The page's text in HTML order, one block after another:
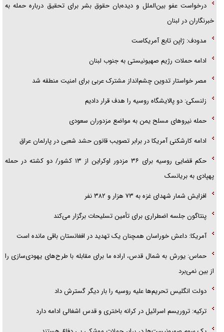
درخواست عفو بین‌الملل و دیده‌بان حقوق بشر برای تحقیق درباره حمله به
خبرنگاران در لبنان
مدودف: ژاپن تابع آمریکاست
ادامه حملات رژیم صهیونیستی به جنوب لبنان
مصر خواستار تدوین چشم‌انداز مشترک عربی برای امنیت منطقه شد
زلنسکی: دو پالایشگاه روسیه را هدف قرار دادیم
حمله نیرو‌های مسلح یمن به مواضع مزدوران سعودی
ادامه کارشکنی آمریکا در برابر تصویب قانون حشد شعبی در پارلمان عراق
حکم قضایی روسیه برای ۳۶ مزدور اوکراین از ۱۳ کشور/ دو کشته در حمله
پهپادی به بریانسک
افزایش شمار شهدای غزه به ۷۳ هزار و ۳۸۲ نفر
پنتاگون جلسه اضطراری برای تأمین تسلیحات برگزار می‌کند
آمریکا: داعش خوراسان همچنان یک تهدید در افغانستان باقی مانده است
حماس: یورش به شمال قدس، اراده ما برای مقابله با طرح‌های یهودی‌سازی را
از بین نمی‌برد
دولت انگلیس تحریم‌ها علیه روسیه را بار دیگر گسترش داد
ترکیه: تروریسم اسرائیل در کرانه باختری و قدس اشغالی ادامه دارد